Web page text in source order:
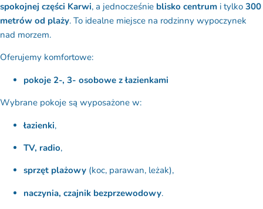
spokojnej części Karwi, a jednocześnie blisko centrum i tylko 300
metrów od plaży. To idealne miejsce na rodzinny wypoczynek
nad morzem.
Oferujemy komfortowe:
pokoje 2-, 3- osobowe z łazienkami
Wybrane pokoje są wyposażone w:
łazienki,
TV, radio,
sprzęt plażowy (koc, parawan, leżak),
naczynia, czajnik bezprzewodowy.